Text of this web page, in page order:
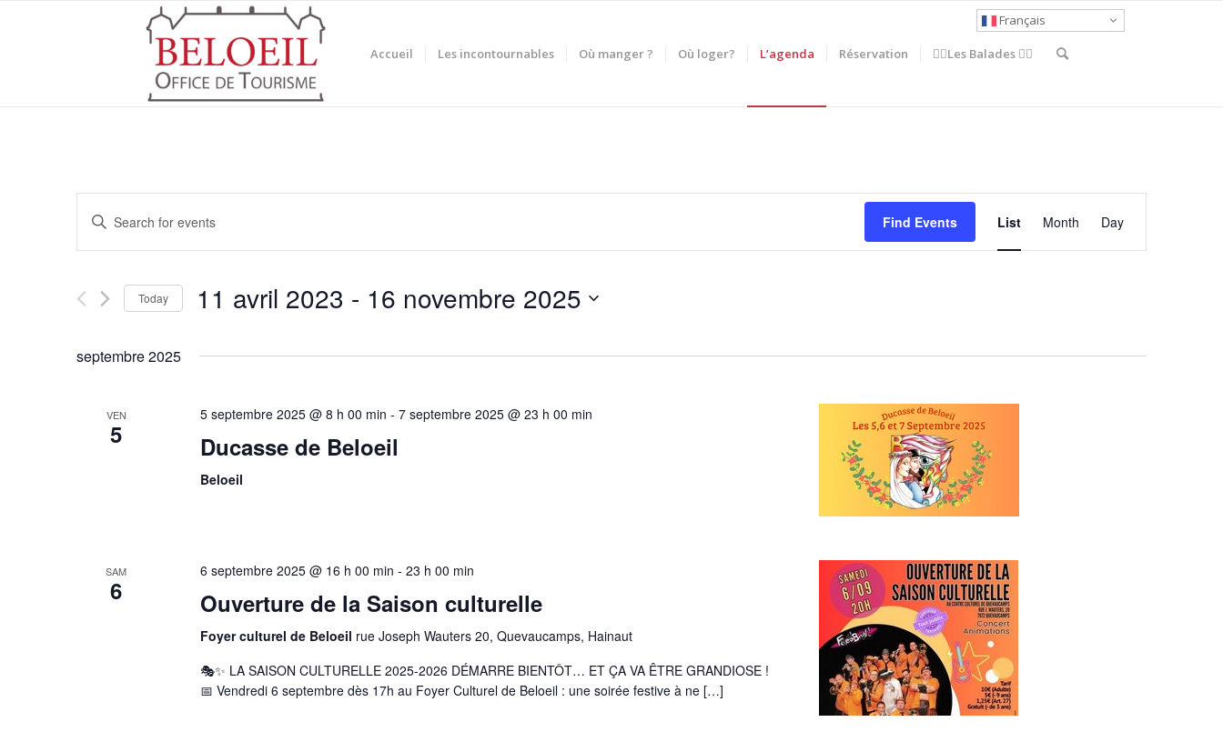
Accueil Les incontournables Où manger ? Où loger? L’agenda Réservation 🚶‍♀️Les Balades 🚴‍♂️
Events
Search
and
Views
Navigation
Enter
Keyword.
Search
Events
by
Find Events
Views
List Month Day
Today 11 avril 2023 - 16 novembre 2025
septembre 2025
VEN
5
5 septembre 2025 @ 8 h 00 min - 7 septembre 2025 @ 23 h 00 min
Ducasse de Beloeil
Beloeil
SAM
6
6 septembre 2025 @ 16 h 00 min - 23 h 00 min
Ouverture de la Saison culturelle
Foyer culturel de Beloeil rue Joseph Wauters 20, Quevaucamps, Hainaut
🎭✨ LA SAISON CULTURELLE 2025-2026 DÉMARRE BIENTÔT… ET ÇA VA ÊTRE GRANDIOSE !
📅 Vendredi 6 septembre dès 17h au Foyer Culturel de Beloeil : une soirée festive à ne […]
Français